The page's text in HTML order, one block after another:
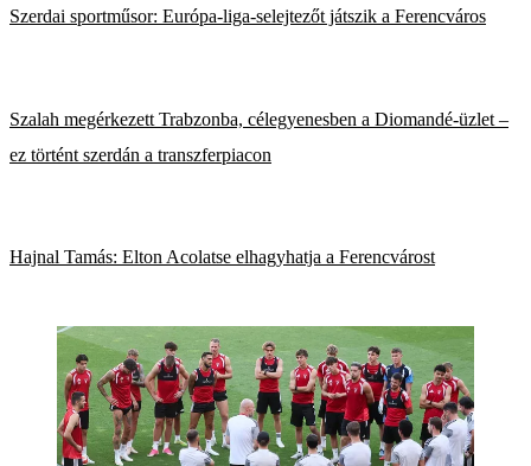
Szerdai sportműsor: Európa-liga-selejtezőt játszik a Ferencváros
Szalah megérkezett Trabzonba, célegyenesben a Diomandé-üzlet –
ez történt szerdán a transzferpiacon
Hajnal Tamás: Elton Acolatse elhagyhatja a Ferencvárost